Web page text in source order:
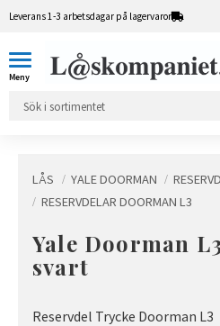
Leverans 1-3 arbetsdagar på lagervaror
LÅS YALE DOORMAN
RESERVDELAR DOORMAN L3
Yale Doorman
svart
Reservdel Trycke Doorman L3